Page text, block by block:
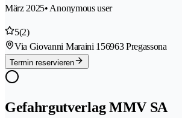
März 2025• Anonymous user
5(2)
Via Giovanni Maraini 156963 Pregassona
Termin reservieren
Gefahrgutverlag MMV SA